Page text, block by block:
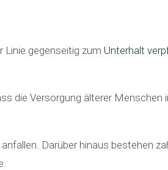
Linie gegenseitig zum Unterhalt
die Versorgung älterer Menschen
Darüber hinaus bestehen